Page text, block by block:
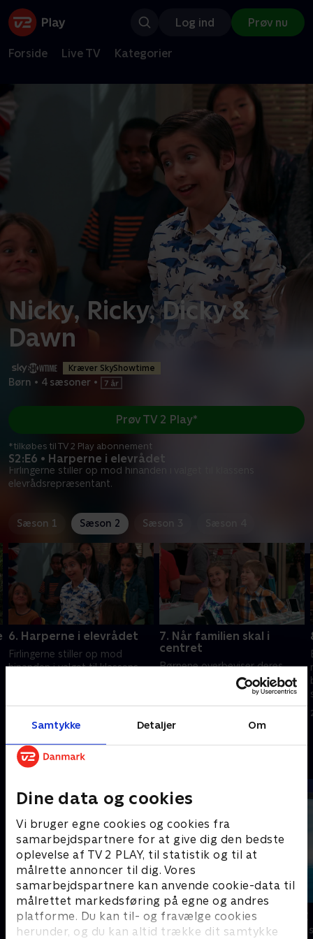
Samtykke Detaljer Om
Dine data og cookies
Vi bruger egne cookies og cookies fra
samarbejdspartnere for at give dig den bedste
oplevelse af TV 2 PLAY, til statistik og til at
målrette annoncer til dig. Vores
samarbejdspartnere kan anvende cookie-data til
målrettet markedsføring på egne og andres
platforme. Du kan til- og fravælge cookies
herunder, og du kan altid trække dit samtykke
Log ind Prøv nu
Forside Live TV Kategorier
Nicky, Ricky, Dicky &
Dawn
Kræver SkyShowtime
Børn • 4 sæsoner •
S2:E6 • Harperne i elevrådet
Firlingerne stiller op mod hinanden i valget til klassens
elevrådsrepræsentant.
Prøv TV 2 Play*
*tilkøbes til TV 2 Play abonnement
Sæson 1 Sæson 2 Sæson 3
6. Harperne i elevrådet
Firlingerne stiller op mod
hinanden i valget til klassens
7. Når familien skal i
centret
Børnene overbeviser deres
forældre om, at de er
ansvarlige nok til at gå rundt i
storcentret på egen hånd.
21. februar 2023 • 21 min
Andre så også
Kæmpemaskiner - Slikfabrikken
Børneserier • 1 sæsoner
Vicke Viking
Børneserier • 1